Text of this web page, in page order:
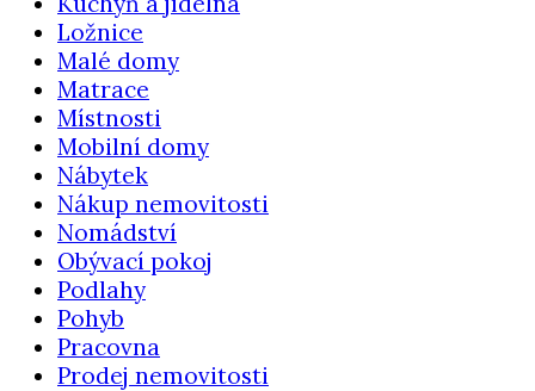
Ložnice
Malé domy
Matrace
Místnosti
Mobilní domy
Nábytek
Nákup nemovitosti
Nomádství
Obývací pokoj
Podlahy
Pohyb
Pracovna
Prodej nemovitosti